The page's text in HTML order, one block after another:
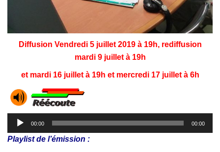
Diffusion Vendredi 5 juillet 2019 à 19h, rediffusion
mardi 9 juillet à 19h
et mardi 16 juillet à 19h et mercredi 17 juillet à 6h
Lecteur
audio
00:00 00:00
Playlist de l’émission :